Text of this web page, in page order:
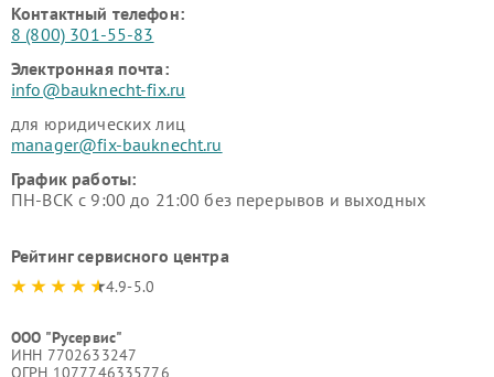
Контактный телефон:
8 (800) 301-55-83
Электронная почта:
info@bauknecht-fix.ru
для юридических лиц
manager@fix-bauknecht.ru
График работы:
ПН-ВСК с 9:00 до 21:00 без перерывов и выходных
Рейтинг сервисного центра
4.9-5.0
ООО "Русервис"
ИНН 7702633247
ОГРН 1077746335776